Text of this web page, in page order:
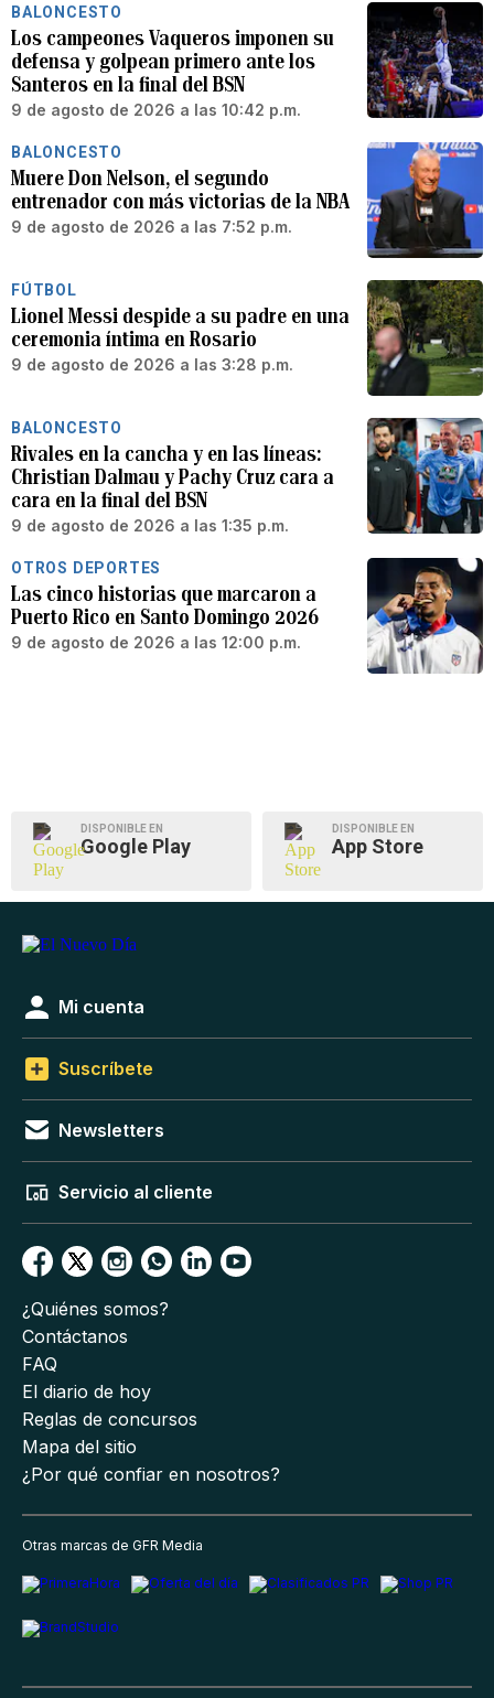
BALONCESTO
Los campeones Vaqueros imponen su
defensa y golpean primero ante los
Santeros en la final del BSN
9 de agosto de 2026 a las 10:42 p.m.
BALONCESTO
Muere Don Nelson, el segundo
entrenador con más victorias de la NBA
9 de agosto de 2026 a las 7:52 p.m.
FÚTBOL
Lionel Messi despide a su padre en una
ceremonia íntima en Rosario
9 de agosto de 2026 a las 3:28 p.m.
BALONCESTO
Rivales en la cancha y en las líneas:
Christian Dalmau y Pachy Cruz cara a
cara en la final del BSN
9 de agosto de 2026 a las 1:35 p.m.
OTROS DEPORTES
Las cinco historias que marcaron a
Puerto Rico en Santo Domingo 2026
9 de agosto de 2026 a las 12:00 p.m.
DISPONIBLE EN
Google Play
DISPONIBLE EN
App Store
Mi cuenta
Suscríbete
Newsletters
Servicio al cliente
¿Quiénes somos?
Contáctanos
FAQ
El diario de hoy
Reglas de concursos
Mapa del sitio
¿Por qué confiar en nosotros?
Otras marcas de GFR Media